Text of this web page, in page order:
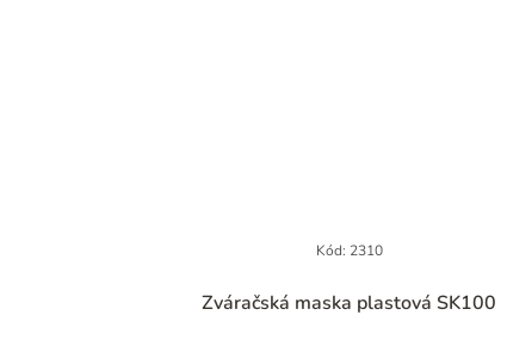
Zváračská maska plastová SK100
hodnotenie
Kód: 2310